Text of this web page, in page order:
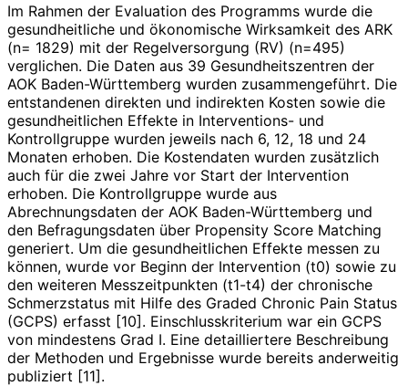
Im Rahmen der Evaluation des Programms wurde die
gesundheitliche und ökonomische Wirksamkeit des ARK
(n= 1829) mit der Regelversorgung (RV) (n=495)
verglichen. Die Daten aus 39 Gesundheitszentren der
AOK Baden-Württemberg wurden zusammengeführt. Die
entstandenen direkten und indirekten Kosten sowie die
gesundheitlichen Effekte in Interventions- und
Kontrollgruppe wurden jeweils nach 6, 12, 18 und 24
Monaten erhoben. Die Kostendaten wurden zusätzlich
auch für die zwei Jahre vor Start der Intervention
erhoben. Die Kontrollgruppe wurde aus
Abrechnungsdaten der AOK Baden-Württemberg und
den Befragungsdaten über Propensity Score Matching
generiert. Um die gesundheitlichen Effekte messen zu
können, wurde vor Beginn der Intervention (t0) sowie zu
den weiteren Messzeitpunkten (t1-t4) der chronische
Schmerzstatus mit Hilfe des Graded Chronic Pain Status
(GCPS) erfasst [10]. Einschlusskriterium war ein GCPS
von mindestens Grad I. Eine detailliertere Beschreibung
der Methoden und Ergebnisse wurde bereits anderweitig
publiziert [11].